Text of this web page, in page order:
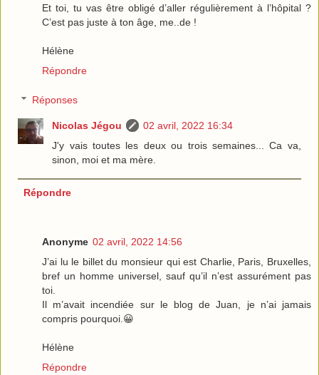
Et toi, tu vas être obligé d’aller régulièrement à l’hôpital ?
C’est pas juste à ton âge, me..de !
Hélène
Répondre
Réponses
Nicolas Jégou
02 avril, 2022 16:34
J'y vais toutes les deux ou trois semaines... Ca va,
sinon, moi et ma mère.
Répondre
Anonyme 02 avril, 2022 14:56
J’ai lu le billet du monsieur qui est Charlie, Paris, Bruxelles,
bref un homme universel, sauf qu’il n’est assurément pas
toi.
Il m’avait incendiée sur le blog de Juan, je n’ai jamais
compris pourquoi.😀
Hélène
Répondre